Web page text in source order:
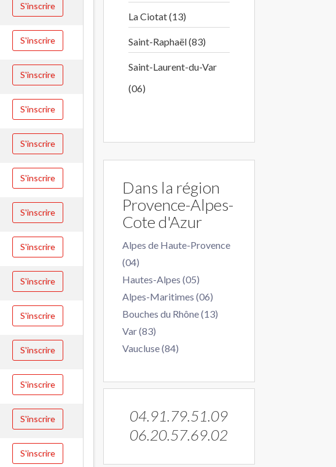
S'inscrire
S'inscrire
S'inscrire
S'inscrire
S'inscrire
S'inscrire
S'inscrire
S'inscrire
S'inscrire
S'inscrire
S'inscrire
S'inscrire
S'inscrire
S'inscrire
La Ciotat (13)
Saint-Raphaël (83)
Saint-Laurent-du-Var
(06)
Dans la région
Provence-Alpes-
Cote d'Azur
Alpes de Haute-Provence
(04)
Hautes-Alpes (05)
Alpes-Maritimes (06)
Bouches du Rhône (13)
Var (83)
Vaucluse (84)
04.91.79.51.09
06.20.57.69.02